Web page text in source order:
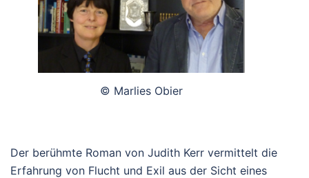
© Marlies Obier
Der berühmte Roman von Judith Kerr vermittelt die
Erfahrung von Flucht und Exil aus der Sicht eines